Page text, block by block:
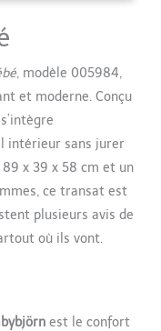
, modèle 005984,
et moderne. Conçu
intérieur sans jurer
89 x 39 x 58 cm et un
ce transat est
plusieurs avis de
où ils vont.
est le confort